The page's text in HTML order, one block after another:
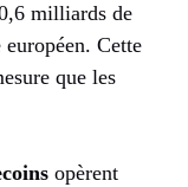
milliards de
Cette
que les
opèrent